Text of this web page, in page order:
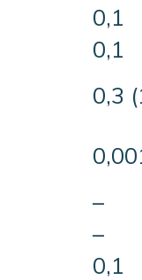
0,1
0,1
0,3
–
–
0,1